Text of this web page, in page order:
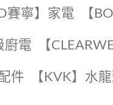
賽寧】家電 【
廚電 【
件 【KVK】水